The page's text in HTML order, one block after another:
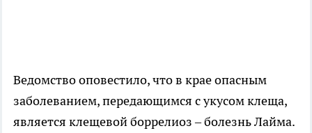
Ведомство оповестило, что в крае опасным
заболеванием, передающимся с укусом клеща,
является клещевой боррелиоз – болезнь Лайма.